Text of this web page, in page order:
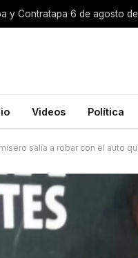
y Contratapa 6 de agosto
Videos Política
salía a robar con el auto